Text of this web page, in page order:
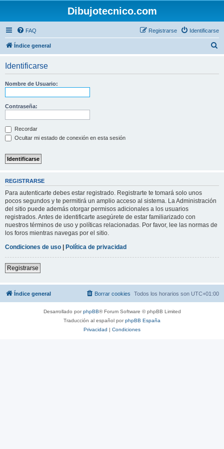
Dibujotecnico.com
FAQ Identificarse
Registrarse
Índice general
Identificarse
Nombre de Usuario:
Contraseña:
Recordar
Ocultar mi estado de conexión en esta sesión
REGISTRARSE
Para autenticarte debes estar registrado. Registrarte te tomará solo unos
pocos segundos y te permitirá un amplio acceso al sistema. La Administración
del sitio puede además otorgar permisos adicionales a los usuarios
registrados. Antes de identificarte asegúrete de estar familiarizado con
nuestros términos de uso y políticas relacionadas. Por favor, lee las normas de
los foros mientras navegas por el sitio.
Condiciones de uso | Política de privacidad
Registrarse
Índice general Todos los horarios son UTC+01:00
Borrar cookies
Desarrollado porphpBB® Forum Software © phpBB Limited
Traducción al español porphpBB España
Privacidad | Condiciones